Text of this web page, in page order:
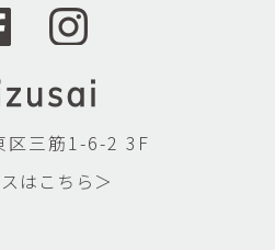
区三筋1-6-2 3F
はこちら＞